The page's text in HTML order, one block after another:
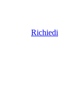
Richiedi